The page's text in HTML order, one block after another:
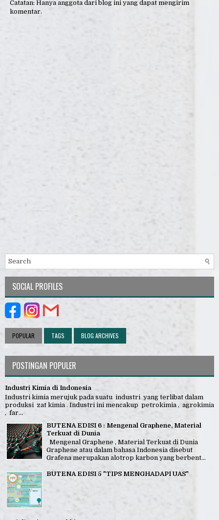
Catatan: Hanya anggota dari blog ini yang dapat mengirim
komentar.
SOCIAL PROFILES
POPULAR TAGS BLOG ARCHIVES
POSTINGAN POPULER
Industri Kimia di Indonesia
Industri kimia merujuk pada suatu industri yang terlibat dalam
produksi zat kimia . Industri ini mencakup petrokimia , agrokimia
, far...
BUTENA EDISI 6 : Mengenal Graphene, Material
Terkuat di Dunia
Mengenal Graphene , Material Terkuat di Dunia
Graphene atau dalam bahasa Indonesia disebut
Grafena merupakan alotrop karbon yang berbent...
BUTENA EDISI 5 "TIPS MENGHADAPI UAS"